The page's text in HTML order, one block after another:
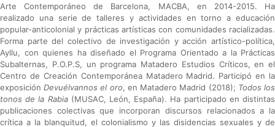
Arte Contemporáneo de Barcelona, MACBA, en 2014-2015. Ha
realizado una serie de talleres y actividades en torno a educación
popular-anticolonial y prácticas artísticas con comunidades racializadas.
Forma parte del colectivo de investigación y acción artístico-política,
Ayllu, con quienes ha diseñado el Programa Orientado a la Prácticas
Subalternas, P.O.P.S, un programa Matadero Estudios Críticos, en el
Centro de Creación Contemporánea Matadero Madrid. Participó en la
exposiciónDevuélvannos el oro, en Matadero Madrid (2018); Todos los
tonos de la Rabia(MUSAC, León, España). Ha participado en distintas
publicaciones colectivas que incorporan discursos relacionados a la
crítica a la blanquitud, el colonialismo y las disidencias sexuales y de